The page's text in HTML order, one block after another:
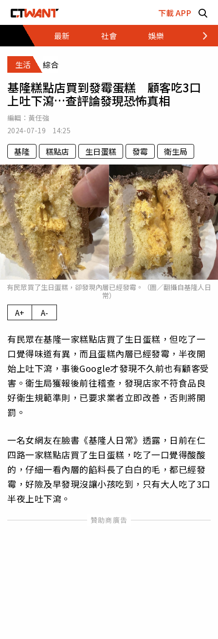
下載 APP
最新
社會 娛樂 財經
生活 綜合
基隆糕點店買到發霉蛋糕 顧客吃3口
上吐下瀉…查評論發現恐怖真相
編輯： 黃任強
2024-07-19 14:25
基隆 糕點店 生日蛋糕 發霉 衛生局
有民眾買了生日蛋糕，卻發現內層已經發霉。（圖／翻攝自基隆人日
常）
A+ A-
有民眾在基隆一家糕點店買了生日蛋糕，但吃了一
口覺得味道有異，而且蛋糕內層已經發霉，半夜開
始上吐下瀉，事後Google才發現不久前也有顧客受
害。衛生局獲報後前往稽查，發現店家不符食品良
好衛生規範準則，已要求業者立即改善，否則將開
罰。
一名女網友在臉書《基隆人日常》透露，日前在仁
四路一家糕點店買了生日蛋糕，吃了一口覺得酸酸
的，仔細一看內層的餡料長了白白的毛，都已經發
霉，好險及早發現沒讓小孩吃到，只有大人吃了3口
半夜上吐下瀉。